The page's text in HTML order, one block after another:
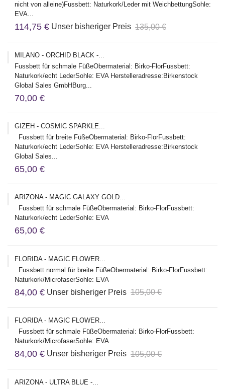
nicht von alleine)Fussbett: Naturkork/Leder mit WeichbettungSohle:
EVA...
114,75 € Unser bisheriger Preis 135,00 €
MILANO - ORCHID BLACK -...
Fussbett für schmale FüßeObermaterial: Birko-FlorFussbett:
Naturkork/echt LederSohle: EVA Herstelleradresse:Birkenstock
Global Sales GmbHBurg...
70,00 €
GIZEH - COSMIC SPARKLE...
Fussbett für breite FüßeObermaterial: Birko-FlorFussbett:
Naturkork/echt LederSohle: EVA Herstelleradresse:Birkenstock
Global Sales...
65,00 €
ARIZONA - MAGIC GALAXY GOLD...
Fussbett für schmale FüßeObermaterial: Birko-FlorFussbett:
Naturkork/echt LederSohle: EVA
65,00 €
FLORIDA - MAGIC FLOWER...
Fussbett normal für breite FüßeObermaterial: Birko-FlorFussbett:
Naturkork/MicrofaserSohle: EVA
84,00 € Unser bisheriger Preis 105,00 €
FLORIDA - MAGIC FLOWER...
Fussbett für schmale FüßeObermaterial: Birko-FlorFussbett:
Naturkork/MicrofaserSohle: EVA
84,00 € Unser bisheriger Preis 105,00 €
ARIZONA - ULTRA BLUE -...